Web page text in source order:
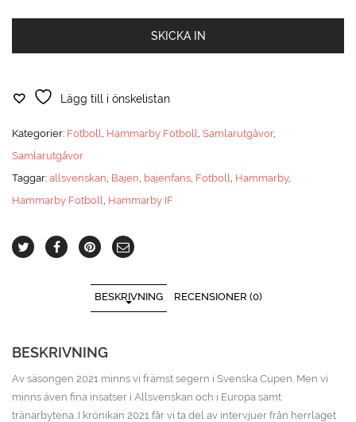
Lägg till i önskelistan
Kategorier: Fotboll Hammarby Fotboll Samlarutgåvor,
Samlarutgåvor
Taggar: allsvenskan Bajen bajenfans Fotboll Hammarby,
Hammarby Fotboll Hammarby IF
BESKRIVNING RECENSIONER (0)
BESKRIVNING
Av säsongen 2021 minns vi främst segern i Svenska Cupen. Men vi
minns även fina insatser i Allsvenskan och i Europa samt
tränarbytena. I krönikan 2021 får vi ta del av intervjuer från herrlaget